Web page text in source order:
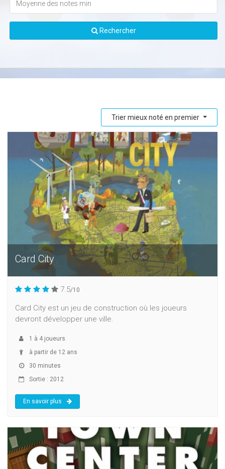
Rechercher
Trier mieux noté en premier
Card City
7.5/10
Card City est un jeu de construction où les joueurs
devront développer une ville.
1 à 4 joueurs
à partir de 12 ans
30 minutes
Sortie : 2012
En savoir plus